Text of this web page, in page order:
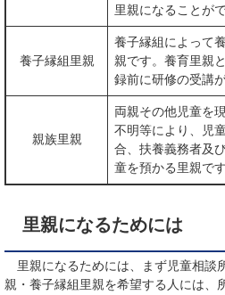
里親になることが
養子縁組里親
養子縁組によって
親です。養育里親
録前に研修の受講
親族里親
両親その他児童を
不明等により、児
合、扶養義務者及
童を預かる里親です
里親になるためには
里親になるためには、まず児童相談
親・養子縁組里親を希望する人には、